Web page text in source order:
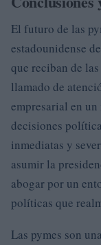
El futuro de las
estadounidense
que reciban de
llamado de
empresarial en
decisiones
inmediatas y
asumir la
abogar por un
políticas que
Las pymes son